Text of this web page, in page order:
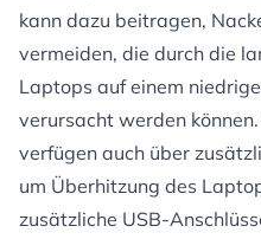
kann dazu beitragen,
vermeiden, die durch die
Laptops auf einem
verursacht werden
verfügen auch über
um Überhitzung des
zusätzliche USB-